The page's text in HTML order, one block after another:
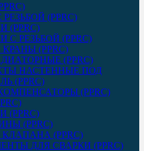
(PPRC)
(PPRC)
С РЕЗЬБОЙ (PPRC)
(PPRC)
(PPRC)
НАСТЕННЫЕ ПОД
(PPRC)
(PPRC)
(PPRC)
(PPRC)
(PPRC)
ДЛЯ СВАРКИ (PPRC)